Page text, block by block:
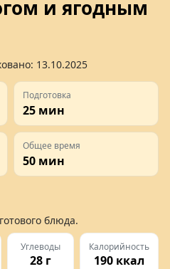
и ягодным
13.10.2025
Подготовка
25 мин
Общее время
50 мин
готового блюда.
Углеводы
28 г
Калорийность
190 ккал